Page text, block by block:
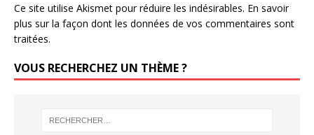
Ce site utilise Akismet pour réduire les indésirables. En savoir
plus sur la façon dont les données de vos commentaires sont
traitées.
VOUS RECHERCHEZ UN THÈME ?